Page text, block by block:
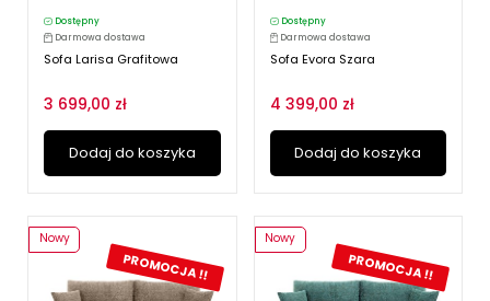
Dostępny
Darmowa dostawa
Sofa Larisa Grafitowa
3 699,00 zł
Dodaj do koszyka
Dostępny
Darmowa dostawa
Sofa Evora Szara
4 399,00 zł
Dodaj do koszyka
PROMOCJA !!
Nowy
PROMOCJA !!
Nowy